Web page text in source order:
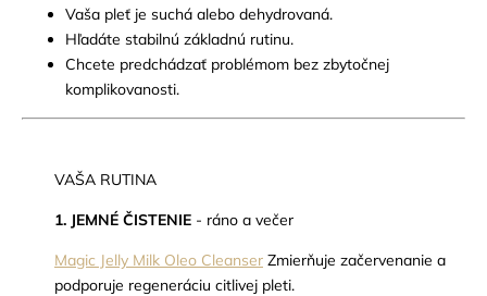
Vaša pleť je suchá alebo dehydrovaná.
Hľadáte stabilnú základnú rutinu.
Chcete predchádzať problémom bez zbytočnej
komplikovanosti.
VAŠA RUTINA
1. JEMNÉ ČISTENIE - ráno a večer
Magic Jelly Milk Oleo Cleanser Zmierňuje začervenanie a
podporuje regeneráciu citlivej pleti.